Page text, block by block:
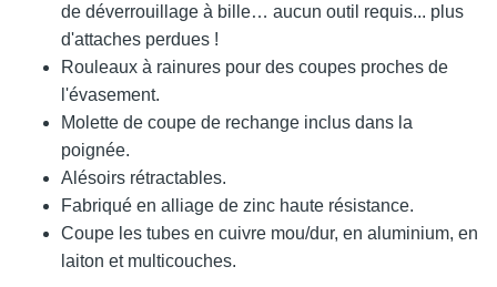
de déverrouillage à bille… aucun outil requis... plus
d'attaches perdues !
Rouleaux à rainures pour des coupes proches de
l'évasement.
Molette de coupe de rechange inclus dans la
poignée.
Alésoirs rétractables.
Fabriqué en alliage de zinc haute résistance.
Coupe les tubes en cuivre mou/dur, en aluminium, en
laiton et multicouches.